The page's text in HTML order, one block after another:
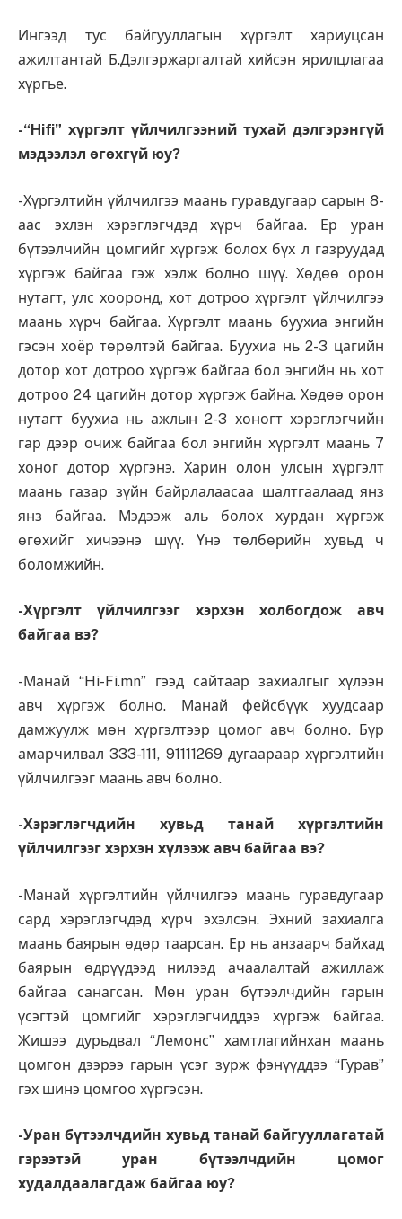
Ингээд тус байгууллагын хүргэлт хариуцсан
ажилтантай Б.Дэлгэржаргалтай хийсэн ярилцлагаа
хүргье.
-“Hifi” хүргэлт үйлчилгээний тухай дэлгэрэнгүй
мэдээлэл өгөхгүй юу?
-Хүргэлтийн үйлчилгээ маань гуравдугаар сарын 8-
аас эхлэн хэрэглэгчдэд хүрч байгаа. Ер уран
бүтээлчийн цомгийг хүргэж болох бүх л газруудад
хүргэж байгаа гэж хэлж болно шүү. Хөдөө орон
нутагт, улс хооронд, хот дотроо хүргэлт үйлчилгээ
маань хүрч байгаа. Хүргэлт маань буухиа энгийн
гэсэн хоёр төрөлтэй байгаа. Буухиа нь 2-3 цагийн
дотор хот дотроо хүргэж байгаа бол энгийн нь хот
дотроо 24 цагийн дотор хүргэж байна. Хөдөө орон
нутагт буухиа нь ажлын 2-3 хоногт хэрэглэгчийн
гар дээр очиж байгаа бол энгийн хүргэлт маань 7
хоног дотор хүргэнэ. Харин олон улсын хүргэлт
маань газар зүйн байрлалаасаа шалтгаалаад янз
янз байгаа. Мэдээж аль болох хурдан хүргэж
өгөхийг хичээнэ шүү. Үнэ төлбөрийн хувьд ч
боломжийн.
-Хүргэлт үйлчилгээг хэрхэн холбогдож авч
байгаа вэ?
-Манай “Hi-Fi.mn” гээд сайтаар захиалгыг хүлээн
авч хүргэж болно. Манай фейсбүүк хуудсаар
дамжуулж мөн хүргэлтээр цомог авч болно. Бүр
амарчилвал 333-111, 91111269 дугаараар хүргэлтийн
үйлчилгээг маань авч болно.
-Хэрэглэгчдийн хувьд танай хүргэлтийн
үйлчилгээг хэрхэн хүлээж авч байгаа вэ?
-Манай хүргэлтийн үйлчилгээ маань гуравдугаар
сард хэрэглэгчдэд хүрч эхэлсэн. Эхний захиалга
маань баярын өдөр таарсан. Ер нь анзаарч байхад
баярын өдрүүдээд нилээд ачаалалтай ажиллаж
байгаа санагсан. Мөн уран бүтээлчдийн гарын
үсэгтэй цомгийг хэрэглэгчиддээ хүргэж байгаа.
Жишээ дурьдвал “Лемонс” хамтлагийнхан маань
цомгон дээрээ гарын үсэг зурж фэнүүддээ “Гурав”
гэх шинэ цомгоо хүргэсэн.
-Уран бүтээлчдийн хувьд танай байгууллагатай
гэрээтэй уран бүтээлчдийн цомог
худалдаалагдаж байгаа юу?